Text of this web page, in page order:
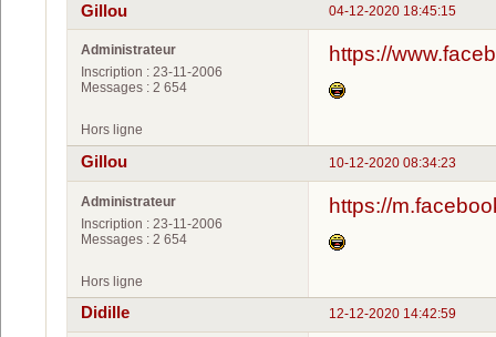
04-12-2020 18:45:15
Gillou
Administrateur
Inscription : 23-11-2006
Messages : 2 654
https://
Hors ligne
10-12-2020 08:34:23
Gillou
Administrateur
Inscription : 23-11-2006
Messages : 2 654
https://
Hors ligne
12-12-2020 14:42:59
Didille